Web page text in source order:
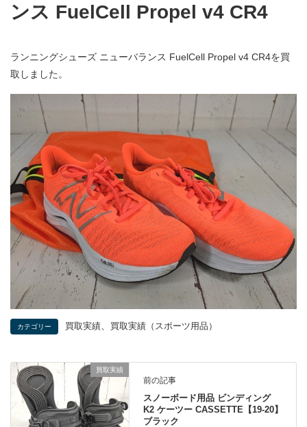
ンス FuelCell Propel v4 CR4
ランニングシューズ ニューバランス FuelCell Propel v4 CR4を買
取しました。
カテゴリー 買取実績 買取実績（スポーツ用品）
買取実績
前の記事
スノーボード用品 ビンディング
K2 ケーツー CASSETTE【19-20】
ブラック